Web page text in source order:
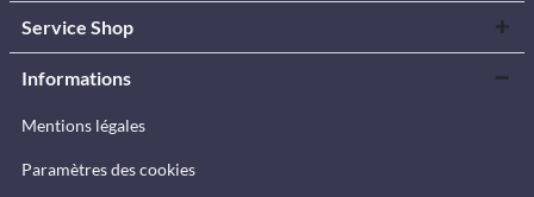
Service Shop
Informations
Mentions légales
Paramètres des cookies